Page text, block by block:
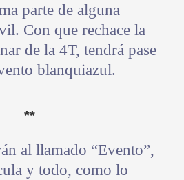
parte de alguna
Con que rechace la
de la 4T, tendrá pase
blanquiazul.
**
al llamado “Evento”,
y todo, como lo